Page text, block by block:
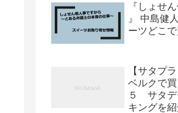
『しょせ
』 中島健
ーツどこ
【サタプ
ベルクで買
５ サタデ
キングを